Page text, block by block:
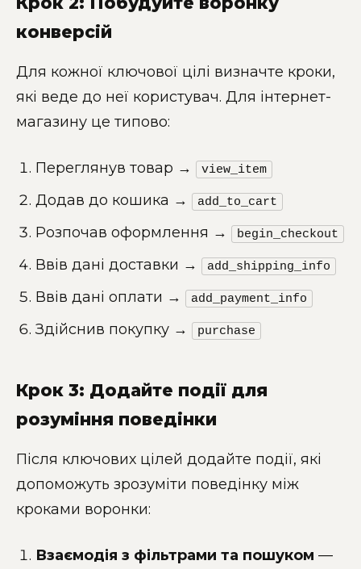
конверсій
Для кожної ключової цілі визначте кроки,
які веде до неї користувач. Для інтернет-
магазину це типово:
Переглянув товар → view_item
Додав до кошика → add_to_cart
Розпочав оформлення → begin_checkout
Ввів дані доставки → add_shipping_info
Ввів дані оплати → add_payment_info
Здійснив покупку → purchase
Крок 3: Додайте події для
розуміння поведінки
Після ключових цілей додайте події, які
допоможуть зрозуміти поведінку між
кроками воронки:
Взаємодія з фільтрами та пошуком —